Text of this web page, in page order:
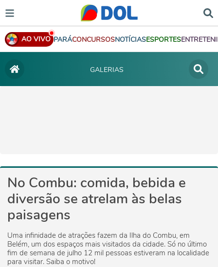
AO VIVO PARÁCONCURSOSNOTÍCIASESPORTES
GALERIAS
No Combu: comida, bebida e
diversão se atrelam às belas
paisagens
Uma infinidade de atrações fazem da Ilha do Combu, em
Belém, um dos espaços mais visitados da cidade. Só no último
fim de semana de julho 12 mil pessoas estiveram na localidade
para visitar. Saiba o motivo!